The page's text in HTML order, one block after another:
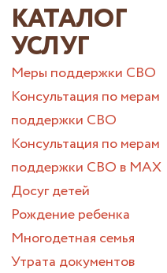
КАТАЛОГ
УСЛУГ
Меры поддержки СВО
Консультация по мерам
поддержки СВО
Консультация по мерам
поддержки СВО в МАХ
Досуг детей
Рождение ребенка
Многодетная семья
Утрата документов